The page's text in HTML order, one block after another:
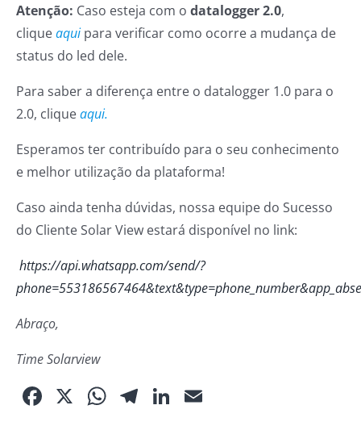
Atenção: Caso esteja com o datalogger 2.0,
cliqueaqui para verificar como ocorre a mudança de
status do led dele.
Para saber a diferença entre o datalogger 1.0 para o
2.0, cliqueaqui.
Esperamos ter contribuído para o seu conhecimento
e melhor utilização da plataforma!
Caso ainda tenha dúvidas, nossa equipe do Sucesso
do Cliente Solar View estará disponível no link:
https://api.whatsapp.com/send/?
Abraço,
Time Solarview
Facebook
X WhatsApp
Telegram
LinkedIn